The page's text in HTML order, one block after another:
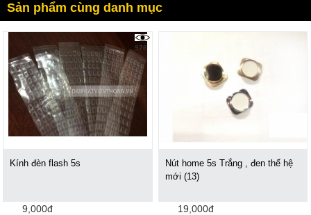
Sản phẩm cùng danh mục
976
Kính đèn flash 5s
9,000đ
Nút home 5s Trắng , đen thế hệ
mới (13)
19,000đ